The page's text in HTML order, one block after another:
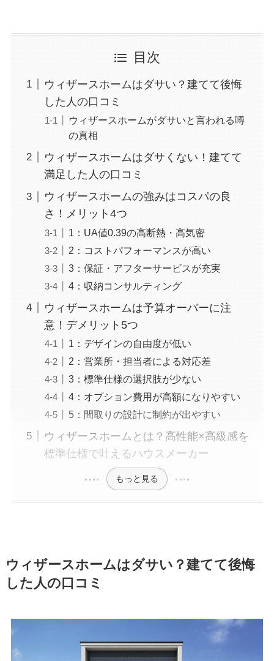
目次
ウィザースホームはダサい？建てて後悔
した人の口コミ
ウィザースホームがダサいと言われる噂
の真相
ウィザースホームはダサくない！建てて
満足した人の口コミ
ウィザースホームの強みはコスパの良
さ！メリット4つ
1：UA値0.39の高断熱・高気密
2：コストパフォーマンスが高い
3：保証・アフターサービスが充実
4：収納コンサルティング
ウィザースホームは予算オーバーに注
意！デメリット5つ
1：デザインの自由度が低い
2：営業所・担当者による対応差
3：標準仕様の選択肢が少ない
4：オプション費用が高額になりやすい
5：間取りの設計に制約が出やすい
ウィザースホームとは？高性能×高級感を
標準仕様で叶えるハウスメーカー
もっと見る
ウィザースホームはダサい？建てて後悔
した人の口コミ